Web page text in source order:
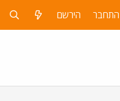
התחבר הירשם